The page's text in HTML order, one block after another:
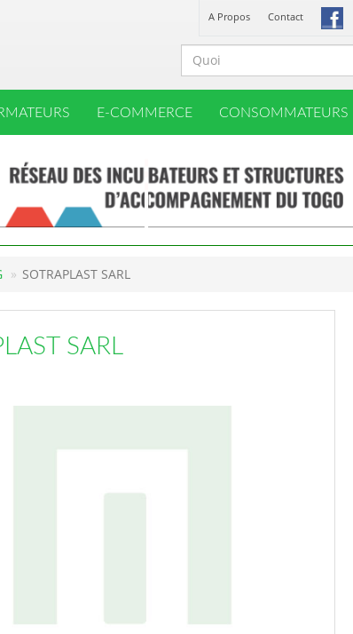
A Propos Contact
E-COMMERCE CONSOMMATEURS
SOTRAPLAST SARL
SARL